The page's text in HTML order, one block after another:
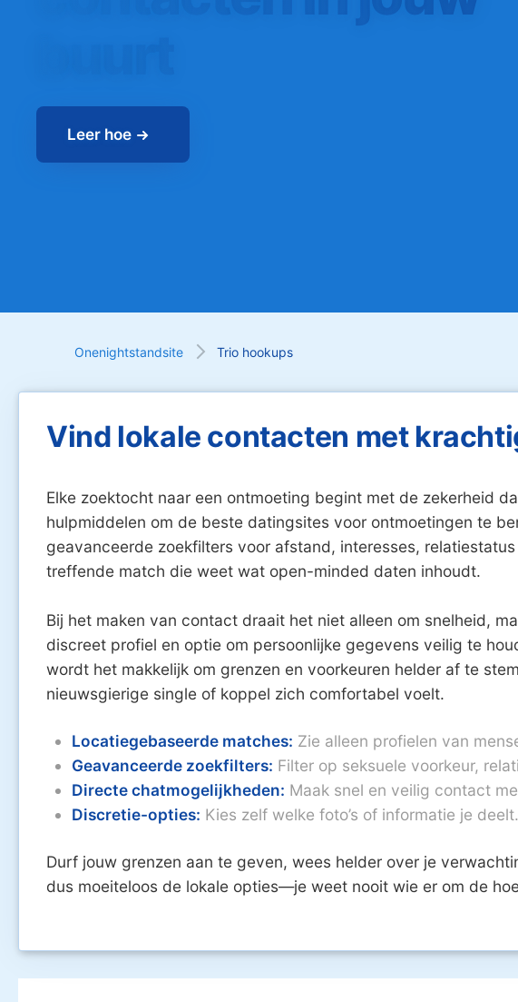
Leer hoe
Onenightstandsite Trio hookups
Vind lokale contacten met
Elke zoektocht naar een ontmoeting begint met de zekerheid
hulpmiddelen om de beste datingsites voor ontmoetingen te
geavanceerde zoekfilters voor afstand, interesses,
treffende match die weet wat open-minded daten inhoudt.
Bij het maken van contact draait het niet alleen om snelheid,
discreet profiel en optie om persoonlijke gegevens veilig te
wordt het makkelijk om grenzen en voorkeuren helder af te
nieuwsgierige single of koppel zich comfortabel voelt.
Locatiegebaseerde matches: Zie alleen profielen van
Geavanceerde zoekfilters: Filter op seksuele voorkeur,
Directe chatmogelijkheden: Maak snel en veilig contact
Discretie-opties: Kies zelf welke foto’s of informatie je deelt.
Durf jouw grenzen aan te geven, wees helder over je
dus moeiteloos de lokale opties—je weet nooit wie er om de